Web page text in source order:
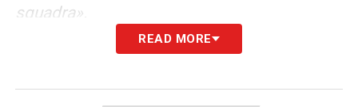
squadra».
SU CRISTIAN E IL CALCIO – «Gioca a calcio
portare il peso del nostro cognome. Anche
READ MORE